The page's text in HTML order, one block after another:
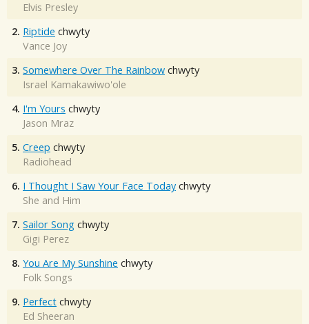
Elvis Presley
2. Riptide chwyty
Vance Joy
3. Somewhere Over The Rainbow chwyty
Israel Kamakawiwo'ole
4. I'm Yours chwyty
Jason Mraz
5. Creep chwyty
Radiohead
6. I Thought I Saw Your Face Today chwyty
She and Him
7. Sailor Song chwyty
Gigi Perez
8. You Are My Sunshine chwyty
Folk Songs
9. Perfect chwyty
Ed Sheeran